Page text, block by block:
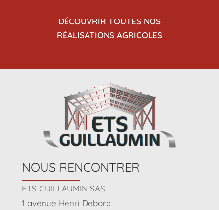
DÉCOUVRIR TOUTES NOS
RÉALISATIONS AGRICOLES
NOUS RENCONTRER
ETS GUILLAUMIN SAS
1 avenue Henri Debord